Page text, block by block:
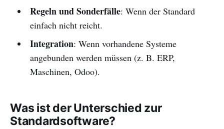
Regeln und Sonderfälle: Wenn der Standard
einfach nicht reicht.
Integration: Wenn vorhandene Systeme
angebunden werden müssen (z. B. ERP,
Maschinen, Odoo).
Was ist der Unterschied zur
Standardsoftware?